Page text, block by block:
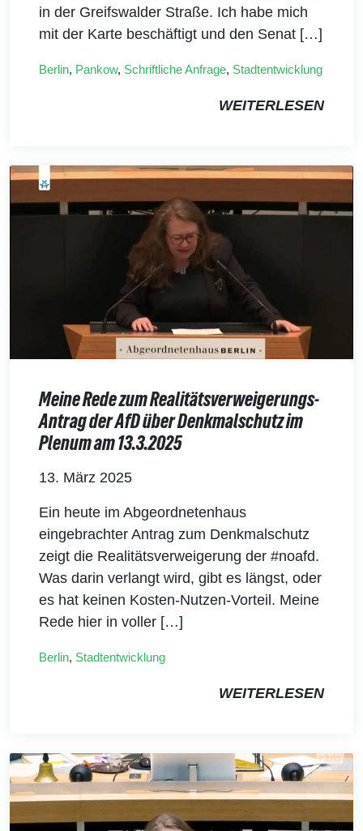
in der Greifswalder Straße. Ich habe mich
mit der Karte beschäftigt und den Senat […]
Berlin, Pankow, Schriftliche Anfrage, Stadtentwicklung
WEITERLESEN
Meine Rede zum Realitätsverweigerungs-
Antrag der AfD über Denkmalschutz im
Plenum am 13.3.2025
13. März 2025
Ein heute im Abgeordnetenhaus
eingebrachter Antrag zum Denkmalschutz
zeigt die Realitätsverweigerung der #noafd.
Was darin verlangt wird, gibt es längst, oder
es hat keinen Kosten-Nutzen-Vorteil. Meine
Rede hier in voller […]
Berlin, Stadtentwicklung
WEITERLESEN